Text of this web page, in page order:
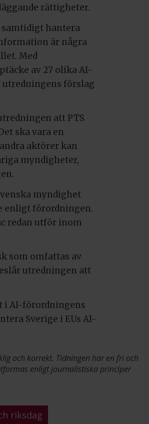
rättigheter.
samtidigt hantera
är några
Med
av 27 olika AI-
utredningens förslag
att PTS
ska vara en
aktörer kan
myndigheter,
myndighet
enligt förordningen.
redan utför inom
som omfattas av
utredningen att
i AI-förordningens
Sverige i EUs AI-
och korrekt. Tidningen har en fri och
enligt journalistiska principer
riksdag